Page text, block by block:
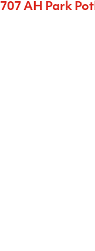
707 AH Park